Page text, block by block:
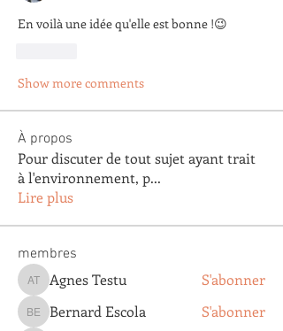
En voilà une idée qu'elle est bonne !😉
Show more comments
À propos
Pour discuter de tout sujet ayant trait
à l'environnement, p...
Lire plus
membres
Agnes Testu
Agnes Testu S'abonner
Bernard Escola
Bernard Escola S'abonner